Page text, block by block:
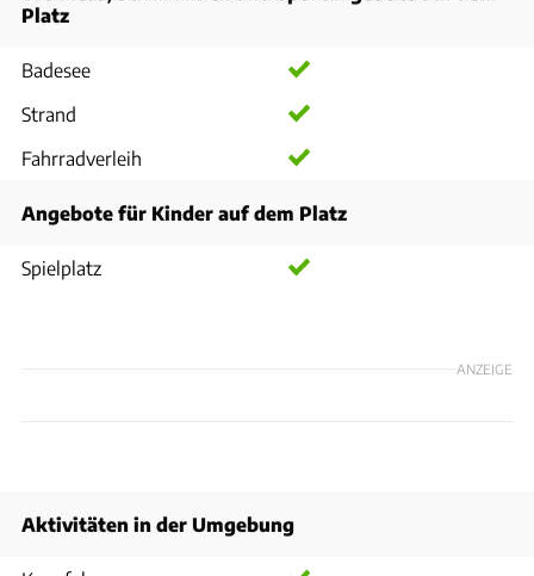
Platz
Badesee
Strand
Fahrradverleih
Angebote für Kinder auf dem Platz
Spielplatz
ANZEIGE
Aktivitäten in der Umgebung